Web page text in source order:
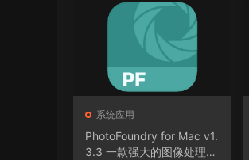
系统应用
PhotoFoundry for Mac v1.
3.3 一款强大的图像处理软